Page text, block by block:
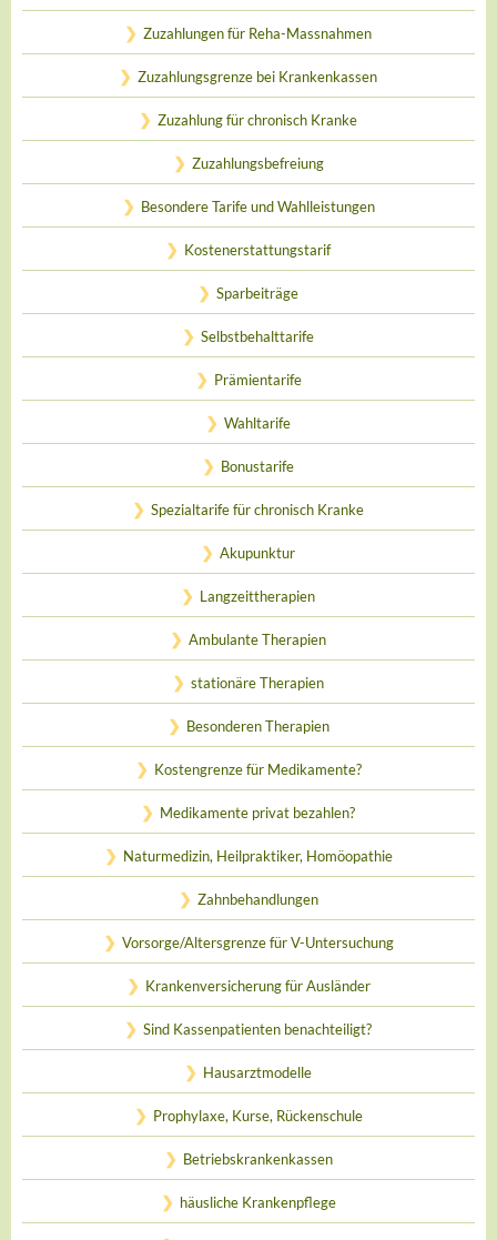
Zuzahlungen für Reha-Massnahmen
Zuzahlungsgrenze bei Krankenkassen
Zuzahlung für chronisch Kranke
Zuzahlungsbefreiung
Besondere Tarife und Wahlleistungen
Kostenerstattungstarif
Sparbeiträge
Selbstbehalttarife
Prämientarife
Wahltarife
Bonustarife
Spezialtarife für chronisch Kranke
Akupunktur
Langzeittherapien
Ambulante Therapien
stationäre Therapien
Besonderen Therapien
Kostengrenze für Medikamente?
Medikamente privat bezahlen?
Naturmedizin, Heilpraktiker, Homöopathie
Zahnbehandlungen
Vorsorge/Altersgrenze für V-Untersuchung
Krankenversicherung für Ausländer
Sind Kassenpatienten benachteiligt?
Hausarztmodelle
Prophylaxe, Kurse, Rückenschule
Betriebskrankenkassen
häusliche Krankenpflege